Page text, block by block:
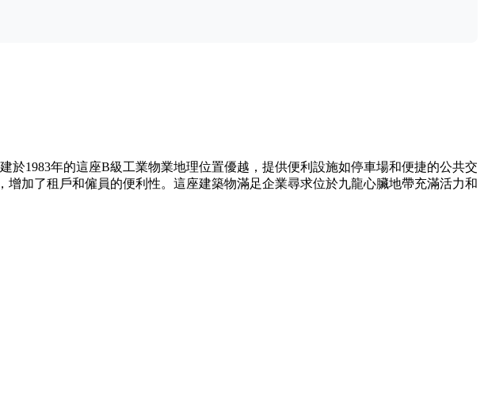
1983年的這座B級工業物業地理位置優越，提供便利設施如停車場和便捷的公共交
加了租戶和僱員的便利性。這座建築物滿足企業尋求位於九龍心臟地帶充滿活力和